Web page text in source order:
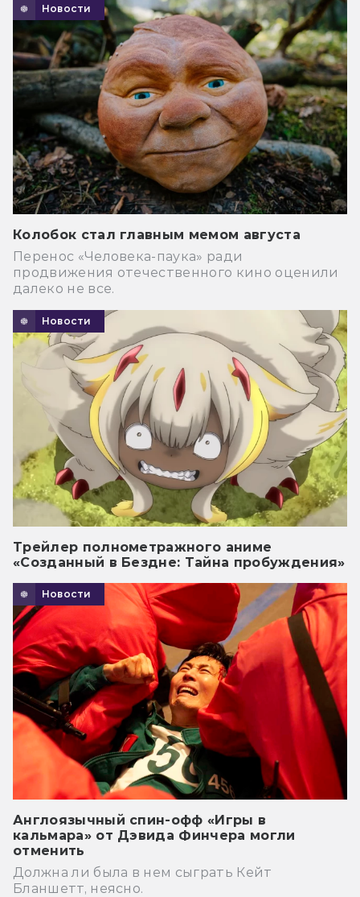
Новости
Колобок стал главным мемом августа
Перенос «Человека-паука» ради
продвижения отечественного кино оценили
далеко не все.
Новости
Трейлер полнометражного аниме
«Созданный в Бездне: Тайна пробуждения»
Новости
Англоязычный спин-офф «Игры в
кальмара» от Дэвида Финчера могли
отменить
Должна ли была в нем сыграть Кейт
Бланшетт, неясно.